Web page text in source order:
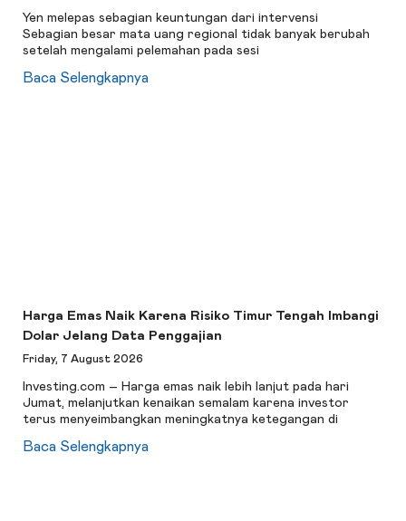
Yen melepas sebagian keuntungan dari intervensi
Sebagian besar mata uang regional tidak banyak berubah
setelah mengalami pelemahan pada sesi
Baca Selengkapnya
Harga Emas Naik Karena Risiko Timur Tengah Imbangi
Dolar Jelang Data Penggajian
Friday, 7 August 2026
Investing.com – Harga emas naik lebih lanjut pada hari
Jumat, melanjutkan kenaikan semalam karena investor
terus menyeimbangkan meningkatnya ketegangan di
Baca Selengkapnya